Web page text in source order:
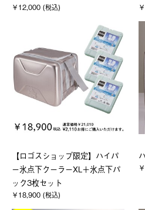
￥12,000 (税込)
【ロゴスショップ限定】ハイパ
ー氷点下クーラーXL＋氷点下パ
ック3枚セット
￥18,900 (税込)